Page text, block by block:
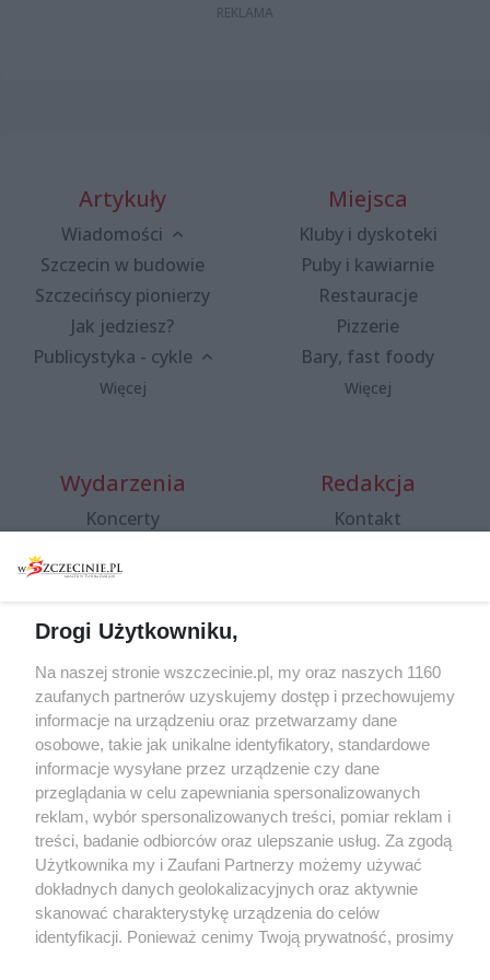
Artykuły
Wiadomości
Szczecin w budowie
Szczecińscy pionierzy
Jak jedziesz?
Publicystyka - cykle
Więcej
Miejsca
Kluby i dyskoteki
Puby i kawiarnie
Restauracje
Pizzerie
Bary, fast foody
Więcej
Wydarzenia
Koncerty
Spacery i oprowadzania
targi
Wernisaże
Więcej
Redakcja
Kontakt
Specjalny koncert z okazji
20. urodzin portalu
wSzczecinie.pl
Regulamin konkursów
śniadaniówka "Hej
Szczecin! Jest piątek!"
Partnerzy
Praca Szczecin
Drogi Użytkowniku,
Na naszej stronie wszczecinie.pl, my oraz naszych 1160
zaufanych partnerów uzyskujemy dostęp i przechowujemy
informacje na urządzeniu oraz przetwarzamy dane
osobowe, takie jak unikalne identyfikatory, standardowe
informacje wysyłane przez urządzenie czy dane
przeglądania w celu zapewniania spersonalizowanych
reklam, wybór spersonalizowanych treści, pomiar reklam i
treści, badanie odbiorców oraz ulepszanie usług. Za zgodą
Użytkownika my i Zaufani Partnerzy możemy używać
dokładnych danych geolokalizacyjnych oraz aktywnie
skanować charakterystykę urządzenia do celów
identyfikacji. Ponieważ cenimy Twoją prywatność, prosimy